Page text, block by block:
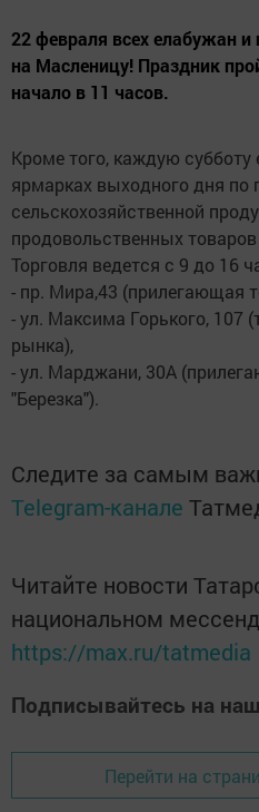
22 февраля всех елабужан
на Масленицу! Праздник
начало в 11 часов.
Кроме того, каждую
ярмарках выходного дня по
сельскохозяйственной
продовольственных
Торговля ведется с 9 до 16
- пр. Мира,43 (прилегающая
- ул. Максима Горького, 107
рынка),
- ул. Марджани, 30А
"Березка").
Следите за самым
Telegram-канале
Читайте новости
национальном
https://max.ru/tatmedia
Подписывайтесь на наш
Перейти на